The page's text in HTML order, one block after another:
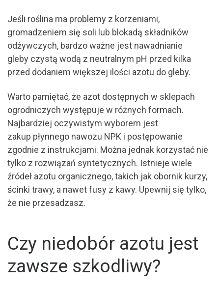
Jeśli roślina ma problemy z korzeniami,
gromadzeniem się soli lub blokadą składników
odżywczych, bardzo ważne jest nawadnianie
gleby czystą wodą z neutralnym pH przed kilka
przed dodaniem większej ilości azotu do gleby.
Warto pamiętać, że azot dostępnych w sklepach
ogrodniczych występuje w różnych formach.
Najbardziej oczywistym wyborem jest
zakup płynnego nawozu NPK i postępowanie
zgodnie z instrukcjami. Można jednak korzystać nie
tylko z rozwiązań syntetycznych. Istnieje wiele
źródeł azotu organicznego, takich jak obornik kurzy,
ścinki trawy, a nawet fusy z kawy. Upewnij się tylko,
że nie przesadzasz.
Czy niedobór azotu jest
zawsze szkodliwy?